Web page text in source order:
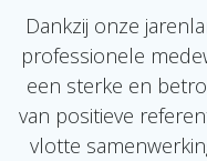
Dankzij onze
professionele
een sterke en
van positieve
vlotte